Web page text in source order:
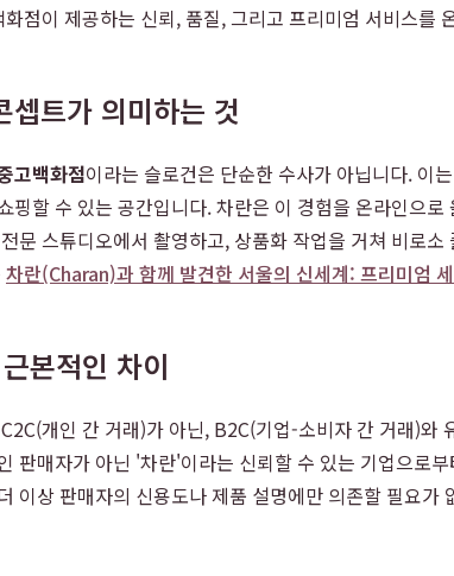
점이 제공하는 신뢰, 품질, 그리고 프리미엄 서비스
트가 의미하는 것
고백화점이라는 슬로건은 단순한 수사가 아닙니다. 이
핑할 수 있는 공간입니다. 차란은 이 경험을 온라인으
문 스튜디오에서 촬영하고, 상품화 작업을 거쳐 비로
차란(Charan)과 함께 발견한 서울의 신세계: 프리미엄
본적인 차이
개인 간 거래)가 아닌, B2C(기업-소비자 간 거래)
판매자가 아닌 '차란'이라는 신뢰할 수 있는 기업으로
이상 판매자의 신용도나 제품 설명에만 의존할 필요